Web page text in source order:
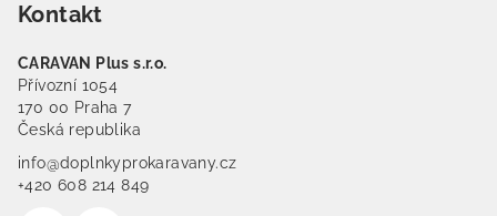
Kontakt
CARAVAN Plus s.r.o.
Přívozní 1054
170 00 Praha 7
Česká republika
info@doplnkyprokaravany.cz
+420 608 214 849